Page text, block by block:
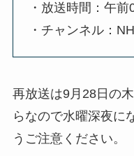
・放送時間：午
・チャンネル：
再放送は9月28日の
らなので水曜深夜に
うご注意ください。